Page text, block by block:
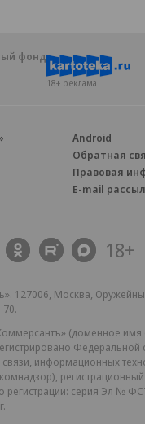
фонд
18+ реклама
Android
Обратная
Правовая
E-mail
18+
127006, Москва,
70.
(доменное имя
Федеральной
информационных
серия Эл №